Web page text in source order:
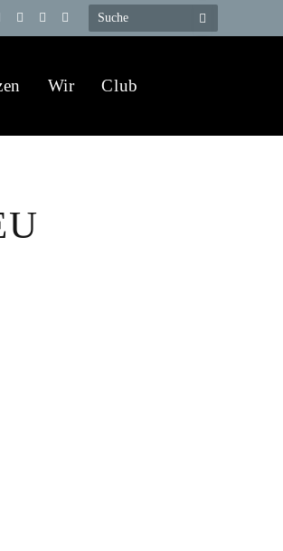
YouTube
X
WhatsApp
Wir Club